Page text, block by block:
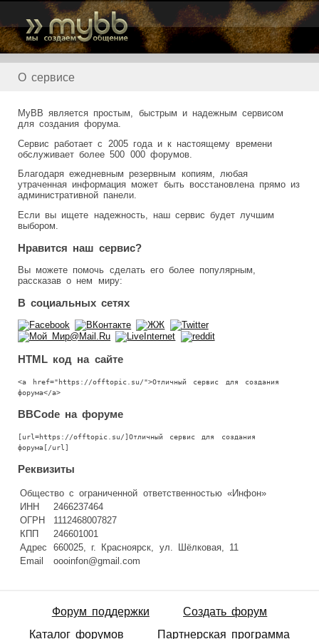
О сервисе
MyBB является простым, быстрым и надежным сервисом
для создания форума.
Сервис работает с 2005 года и к настоящему времени
обслуживает более 500 000 форумов.
Благодаря ежедневным резервным копиям, любая
утраченная информация может быть восстановлена прямо из
административной панели.
Если вы ищете надежность, наш сервис будет лучшим
выбором.
Нравится наш сервис?
Вы можете помочь сделать его более популярным,
рассказав о нем миру:
В социальных сетях
HTML код на сайте
<a href="https://offtopic.su/">Отличный сервис для создания
форума</a>
BBCode на форуме
[url=https://offtopic.su/]Отличный сервис для создания
форума[/url]
Реквизиты
Общество с ограниченной ответственностью «Инфон»
ИНН
2466237464
ОГРН
1112468007827
КПП
246601001
Адрес
660025, г. Красноярск, ул. Шёлковая, 11
Email
oooinfon@gmail.com
Форум поддержки
Создать форум
Каталог форумов
Партнерская программа